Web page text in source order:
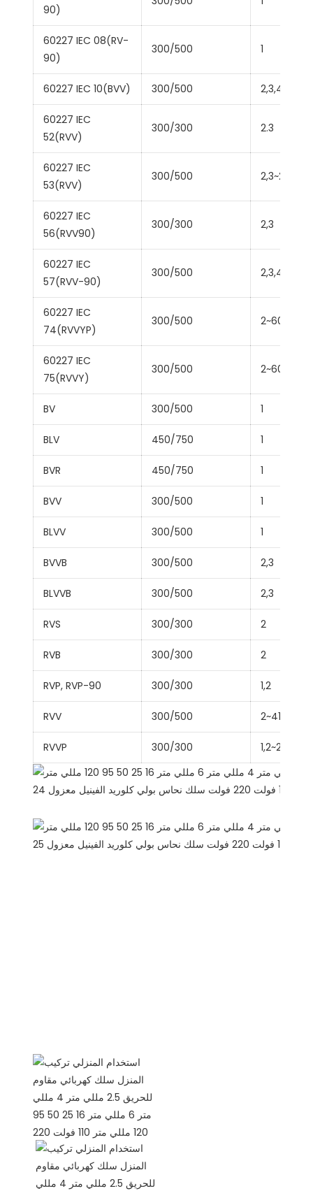
90)
60227 IEC 08(RV-
90)
300/500 1
60227 IEC 10(BVV) 300/500 2,3,4,5
60227 IEC
52(RVV)
300/300 2.3
60227 IEC
53(RVV)
300/500 2,3~24
60227 IEC
56(RVV90)
300/300 2,3
60227 IEC
57(RVV-90)
300/500 2,3,4,5
60227 IEC
74(RVVYP)
300/500 2~60
60227 IEC
75(RVVY)
300/500 2~60
BV 300/500 1
BLV 450/750 1
BVR 450/750 1
BVV 300/500 1
BLVV 300/500 1
BVVB 300/500 2,3
BLVVB 300/500 2,3
RVS 300/300 2
RVB 300/300 2
RVP, RVP-90 300/300 1,2
RVV 300/500 2~41
RVVP 300/300 1,2~24